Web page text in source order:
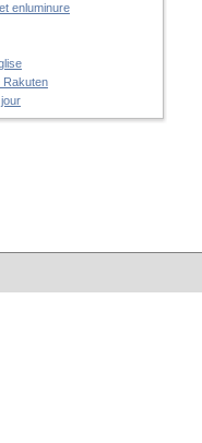
enluminure
Rakuten